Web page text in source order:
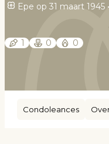
Epe op 31 maart 1945 •
1 0 0
Condoleances